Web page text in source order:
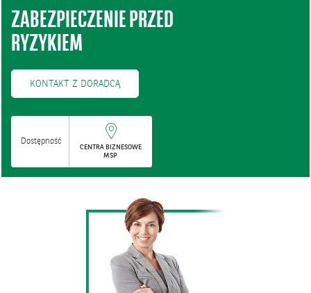
ZABEZPIECZENIE PRZED
RYZYKIEM
KONTAKT Z DORADCĄ
Dostępność
CENTRA BIZNESOWE
MSP